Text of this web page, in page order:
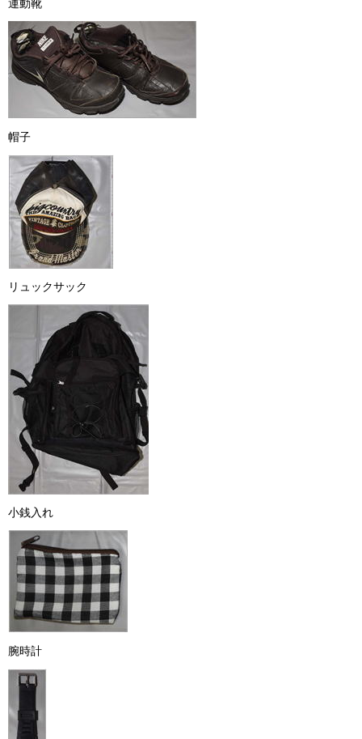
運動靴
帽子
リュックサック
小銭入れ
腕時計